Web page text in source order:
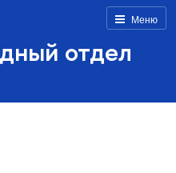
Меню
отдел